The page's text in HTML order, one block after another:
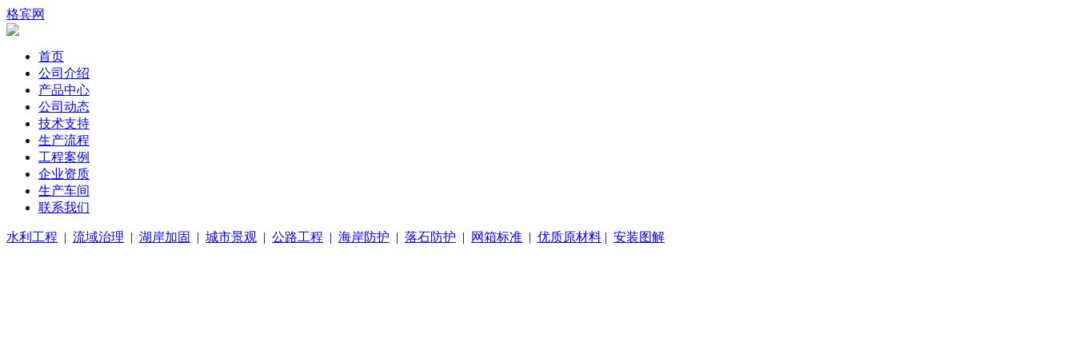
格宾网
首页
公司介绍
产品中心
公司动态
技术支持
生产流程
工程案例
企业资质
生产车间
联系我们
水利工程 | 流域治理 | 湖岸加固 | 城市景观 | 公路工程 | 海岸防护 | 落石防护 | 网箱标准 | 优质原材料 | 安装图解